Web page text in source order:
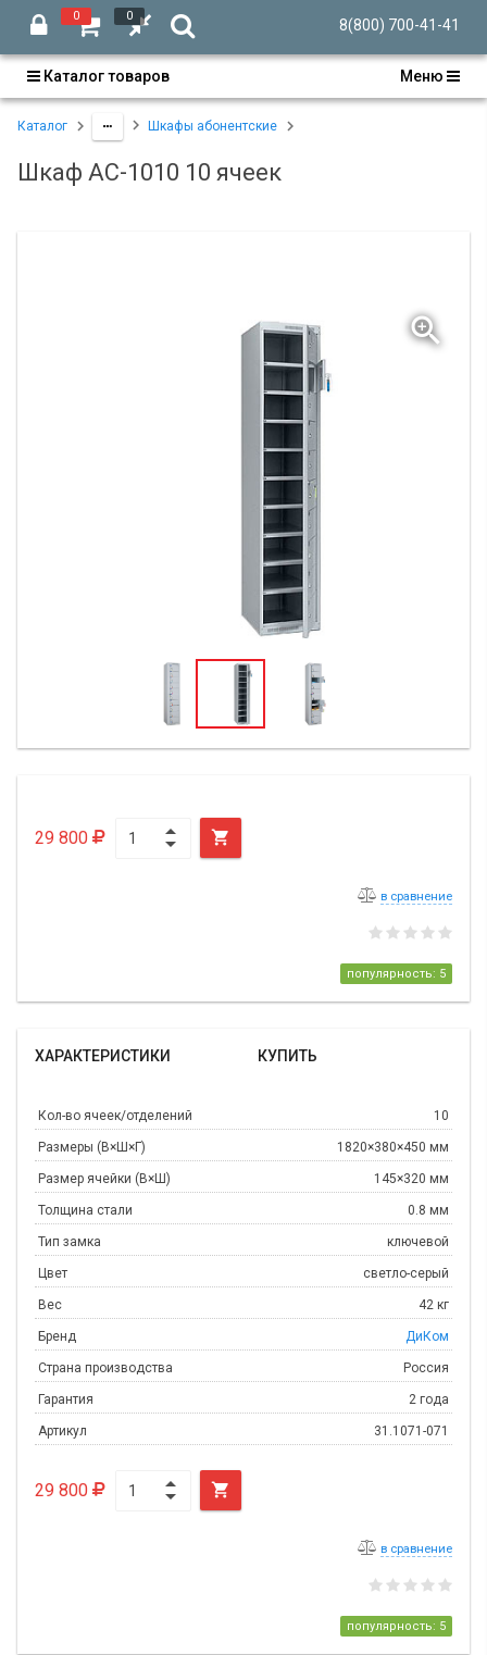
0 0
8(800) 700-41-41
Каталог товаров Меню
Каталог Шкафы абонентские
Шкаф АС-1010 10 ячеек
29 800 
в сравнение
популярность: 5
ХАРАКТЕРИСТИКИ КУПИТЬ
Кол-во ячеек/отделений 10
Размеры (В×Ш×Г) 1820×380×450 мм
Размер ячейки (В×Ш) 145×320 мм
Толщина стали 0.8 мм
Тип замка ключевой
Цвет светло-серый
Вес 42 кг
Бренд ДиКом
Страна производства Россия
Гарантия 2 года
Артикул 31.1071-071
29 800 
в сравнение
популярность: 5